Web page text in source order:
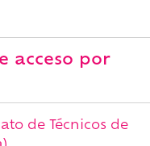
acceso por
de Técnicos de